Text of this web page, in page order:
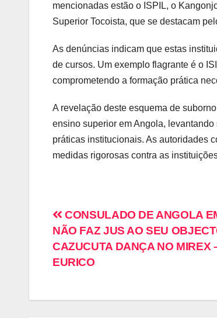
mencionadas estão o ISPIL, o
Superior Tocoista, que se destacam
As denúncias indicam que estas
de cursos. Um exemplo flagrante é o
comprometendo a formação prática
A revelação deste esquema de
ensino superior em Angola,
práticas institucionais. As autoridades
medidas rigorosas contra as
CONSULADO DE ANGOLA
NÃO FAZ JUS AO SEU
CAZUCUTA DANÇA NO MIREX
EURICO